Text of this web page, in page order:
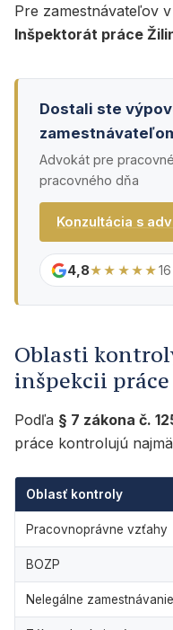
Pre zamestnávateľov
Inšpektorát práce
Dostali ste
Advokát pre
pracovného dňa
Konzultácia s
4,8★★★★★
Oblasti
inšpekcii práce
Podľa § 7 zákona č.
práce kontrolujú
Oblasť kontroly
Pracovnoprávne vzťahy
BOZP
Nelegálne zamestnávanie